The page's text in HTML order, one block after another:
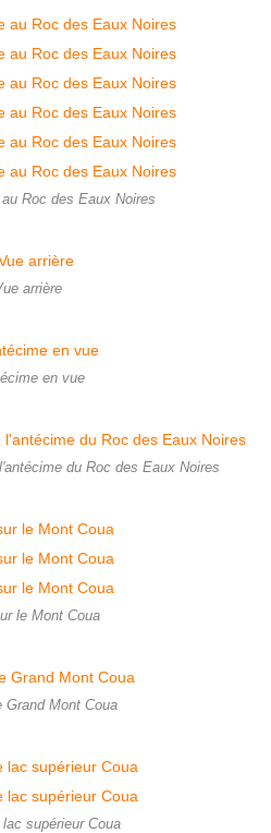
Roc des Eaux Noires
arrière
en vue
du Roc des Eaux Noires
le Mont Coua
Grand Mont Coua
supérieur Coua